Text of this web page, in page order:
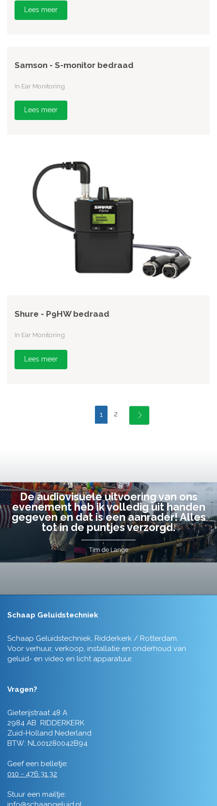
Lees meer
Samson - S-monitor bedraad
In Ear Monitoring
Lees meer
Shure - P9HW bedraad
In Ear Monitoring
Lees meer
1 2
De audiovisuele uitvoering van ons
evenement heb ik volledig uit handen
gegeven en dat is een aanrader! Alles
tot in de puntjes verzorgd.
Tim de Lange
Schaap Geluidstechniek
Schaap Geluidstechniek, Ridderkerk / Rotterdam.
Voor verhuur, verkoop, installatie en onderhoud van
geluid- en video en licht apparatuur.
Vragen?
Gieterijstraat 48 A
2984 AB RIDDERKERK
Zuid-Holland Nederland
BTW: NL001280042B94
Geef een belletje:
010 - 476 31 32
Stuur een mailtje: